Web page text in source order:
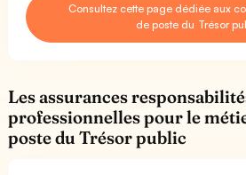
Consultez cette page dédiée aux
de poste du Trésor
Les assurances
professionnelles pour le
poste du Trésor public